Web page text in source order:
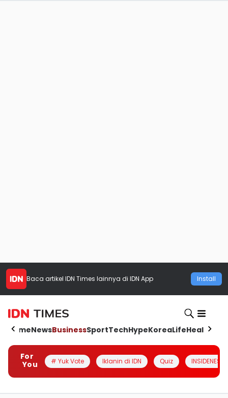
Baca artikel IDN Times lainnya di IDN App Install
HomeNewsBusinessSportTechHypeKoreaLifeHealth
For
You
# Yuk Vote Iklanin di IDN Quiz INSIDENESIA